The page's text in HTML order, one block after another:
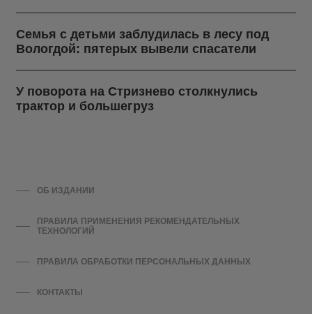
Семья с детьми заблудилась в лесу под
Вологдой: пятерых вывели спасатели
У поворота на Стризнево столкнулись
трактор и большегруз
ОБ ИЗДАНИИ
ПРАВИЛА ПРИМЕНЕНИЯ РЕКОМЕНДАТЕЛЬНЫХ
ТЕХНОЛОГИЙ
ПРАВИЛА ОБРАБОТКИ ПЕРСОНАЛЬНЫХ ДАННЫХ
КОНТАКТЫ